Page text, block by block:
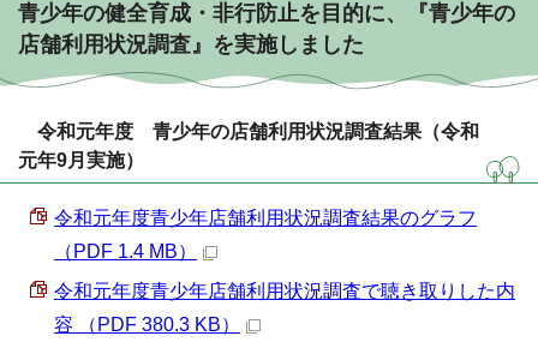
青少年の健全育成・非行防止を目的に、『青少年の
店舗利用状況調査』を実施しました
令和元年度 青少年の店舗利用状況調査結果（令和
元年9月実施）
令和元年度青少年店舗利用状況調査結果のグラフ
（PDF 1.4 MB）
令和元年度青少年店舗利用状況調査で聴き取りした内
容 （PDF 380.3 KB）